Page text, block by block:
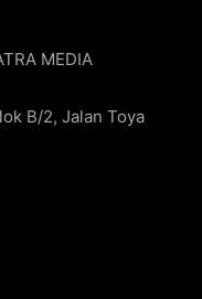
MEDIA
B/2, Jalan Toya